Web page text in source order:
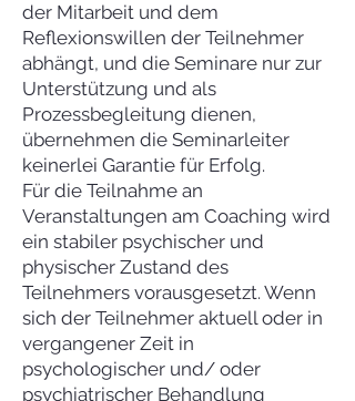
der Mitarbeit und dem
Reflexionswillen der Teilnehmer
abhängt, und die Seminare nur zur
Unterstützung und als
Prozessbegleitung dienen,
übernehmen die Seminarleiter
keinerlei Garantie für Erfolg.
Für die Teilnahme an
Veranstaltungen am Coaching wird
ein stabiler psychischer und
physischer Zustand des
Teilnehmers vorausgesetzt. Wenn
sich der Teilnehmer aktuell oder in
vergangener Zeit in
psychologischer und/ oder
psychiatrischer Behandlung